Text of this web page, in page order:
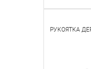
РУКОЯТКА